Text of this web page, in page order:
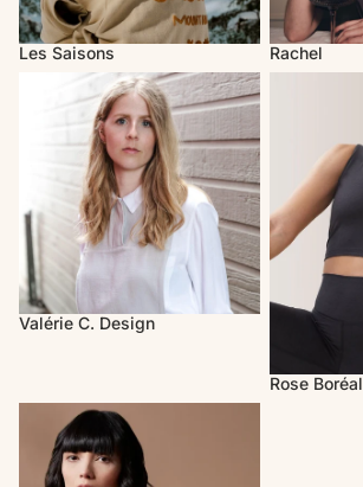
Les Saisons
Rachel
Valérie C. Design
Valérie C. Design
Rose Boréal
Melow par Mélissa Bolduc